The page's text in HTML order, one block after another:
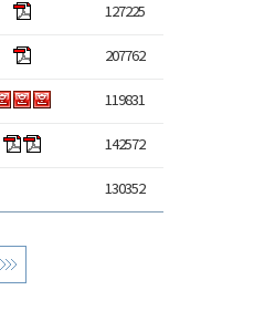
127225
207762
119831
142572
130352